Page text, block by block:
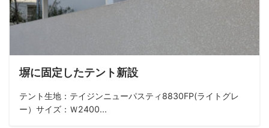
塀に固定したテント新設
テント生地：テイジンニューパスティ8830FP(ライトグレ
ー）サイズ：Ｗ2400...